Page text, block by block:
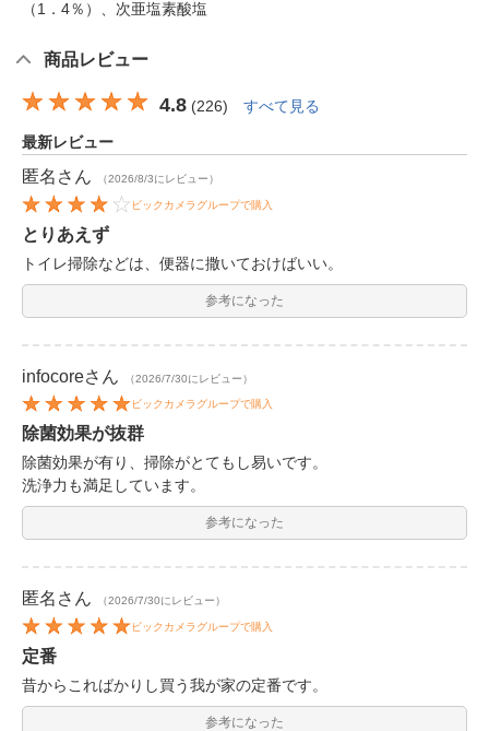
（1．4％）、次亜塩素酸塩
商品レビュー
4.8 (226) すべて見る
最新レビュー
匿名 さん （2026/8/3にレビュー）
ビックカメラグループで購入
とりあえず
トイレ掃除などは、便器に撒いておけばいい。
参考になった
infocoreさん （2026/7/30にレビュー）
ビックカメラグループで購入
除菌効果が抜群
除菌効果が有り、掃除がとてもし易いです。
洗浄力も満足しています。
参考になった
匿名 さん （2026/7/30にレビュー）
ビックカメラグループで購入
定番
昔からこればかりし買う我が家の定番です。
参考になった